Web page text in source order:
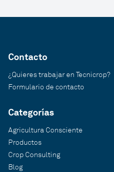
Contacto
¿Quieres trabajar en Tecnicrop?
Formulario de contacto
Categorías
Agricultura Consciente
Productos
Crop Consulting
Blog